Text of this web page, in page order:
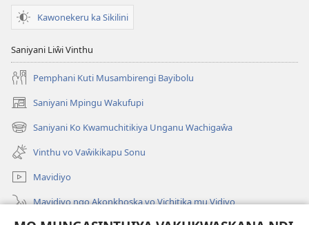
Kawonekeru ka Sikilini
Saniyani Liŵi Vinthu
Pemphani Kuti Musambirengi Bayibolu
Saniyani Mpingu Wakufupi
(Lajula
Peji
Linyaki)
Saniyani Ko Kwamuchitikiya Unganu Wachigaŵa
(Lajula
Peji
Linyaki)
Vinthu vo Vaŵikikapu Sonu
Mavidiyo
Mavidiyo ngo Akonkhoska vo Vichitika mu Vidiyo